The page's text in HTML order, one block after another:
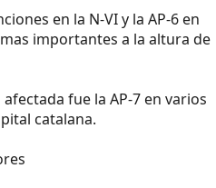
en la N-VI y la AP-6 en
importantes a la altura de
fue la AP-7 en varios
catalana.